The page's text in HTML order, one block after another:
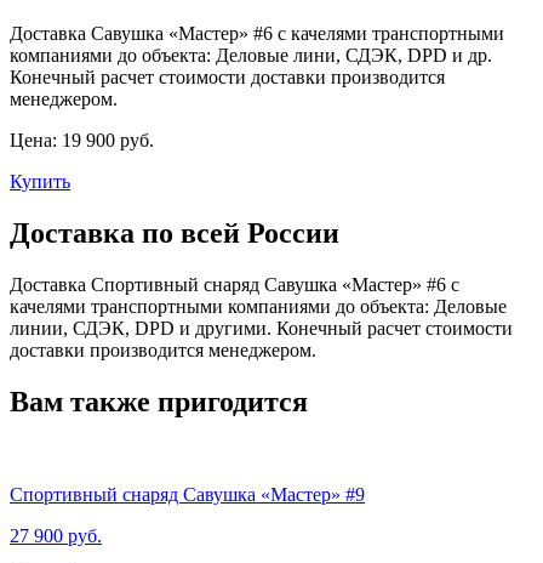
Доставка Савушка «‎Мастер» #6 с качелями транспортными
компаниями до объекта: Деловые лини, СДЭК, DPD и др.
Конечный расчет стоимости доставки производится
менеджером.
Цена: 19 900 руб.
Купить
Доставка по всей России
Доставка Спортивный снаряд Савушка «‎Мастер» #6 с
качелями транспортными компаниями до объекта: Деловые
линии, СДЭК, DPD и другими. Конечный расчет стоимости
доставки производится менеджером.
Вам также пригодится
Спортивный снаряд Савушка «‎Мастер» #9
27 900 руб.